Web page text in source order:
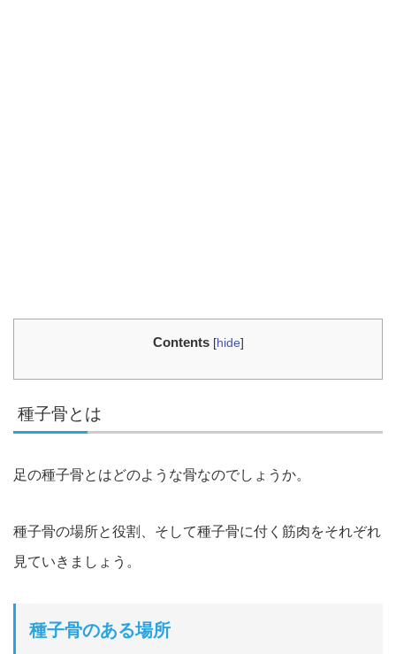
Contents [hide]
種子骨とは
足の種子骨とはどのような骨なのでしょうか。
種子骨の場所と役割、そして種子骨に付く筋肉をそれぞれ
見ていきましょう。
種子骨のある場所